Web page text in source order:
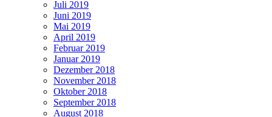
Juli 2019
Juni 2019
Mai 2019
April 2019
Februar 2019
Januar 2019
Dezember 2018
November 2018
Oktober 2018
September 2018
August 2018